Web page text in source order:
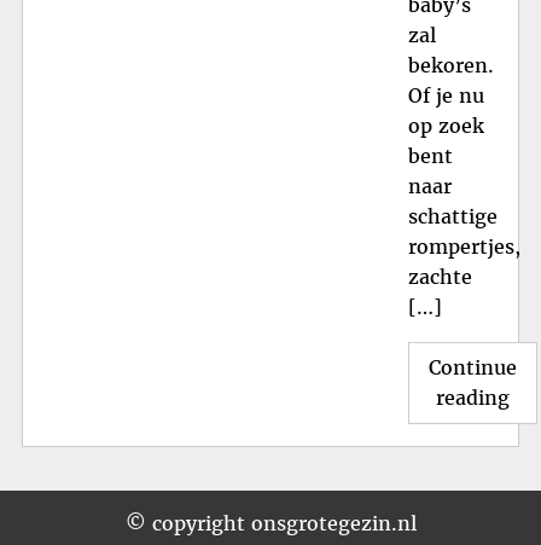
zal
bekoren.
Of je nu
op zoek
bent
naar
schattige
rompertjes,
zachte
[…]
Continue
reading
de
© copyright onsgrotegezin.nl